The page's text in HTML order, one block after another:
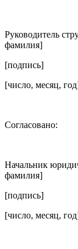
Руководитель
фамилия]
[подпись]
[число, месяц,
Согласовано:
Начальник
фамилия]
[подпись]
[число, месяц,